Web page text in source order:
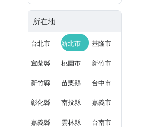
所在地
台北市 新北市 基隆市
宜蘭縣 桃園市 新竹市
新竹縣 苗栗縣 台中市
彰化縣 南投縣 嘉義市
嘉義縣 雲林縣 台南市